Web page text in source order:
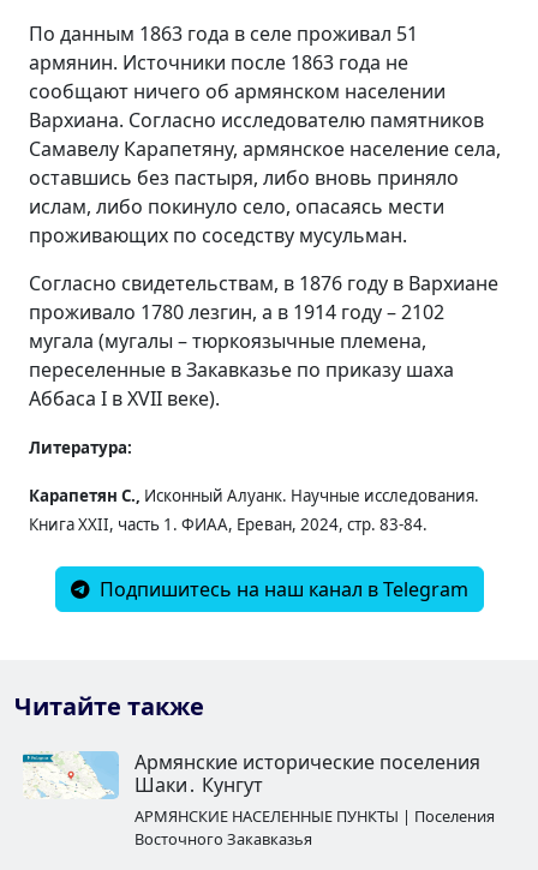
Читайте также
По данным 1863 года в селе проживал 51
армянин. Источники после 1863 года не
сообщают ничего об армянском населении
Вархиана. Согласно исследователю памятников
Самавелу Карапетяну, армянское население села,
оставшись без пастыря, либо вновь приняло
ислам, либо покинуло село, опасаясь мести
проживающих по соседству мусульман.
Согласно свидетельствам, в 1876 году в Вархиане
проживало 1780 лезгин, а в 1914 году – 2102
мугала (мугалы – тюркоязычные племена,
переселенные в Закавказье по приказу шаха
Аббаса I в XVII веке).
Литература:
Карапетян С., Исконный Алуанк. Научные исследования.
Книга XXII, часть 1. ФИАА, Ереван, 2024, стр. 83-84.
Подпишитесь на наш канал в Telegram